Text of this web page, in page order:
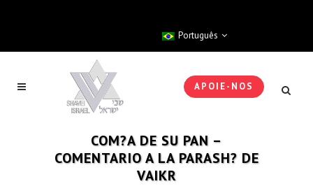
Português
APOIE-NOS
COM?A DE SU PAN –
COMENTARIO A LA PARASH? DE
VAIKR